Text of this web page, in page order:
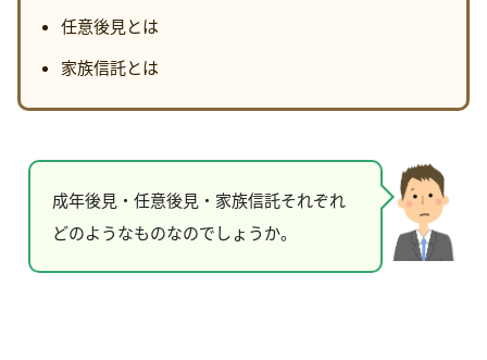
任意後見とは
家族信託とは
成年後見・任意後見・家族信託それぞれ
どのようなものなのでしょうか。